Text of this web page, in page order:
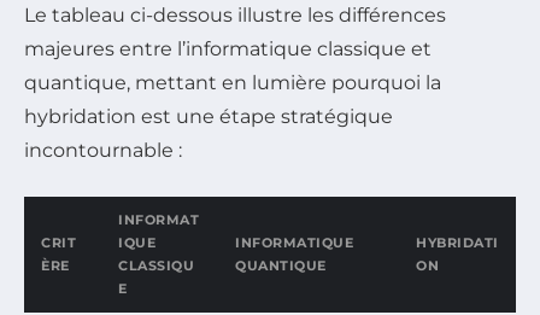
Le tableau ci-dessous illustre les différences
majeures entre l’informatique classique et
quantique, mettant en lumière pourquoi la
hybridation est une étape stratégique
incontournable :
CRIT
ÈRE
INFORMAT
IQUE
CLASSIQU
E
INFORMATIQUE
QUANTIQUE
HYBRIDATI
ON